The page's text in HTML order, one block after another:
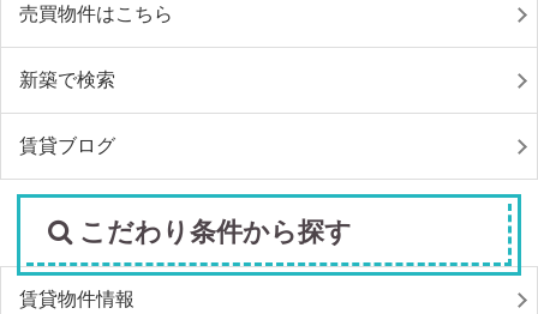
売買物件はこちら
新築で検索
賃貸ブログ
こだわり条件から探す
賃貸物件情報